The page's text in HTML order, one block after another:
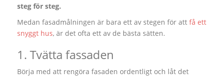
steg för steg.
Medan fasadmålningen är bara ett av stegen för att få ett
snyggt hus, är det ofta ett av de bästa sätten.
1. Tvätta fassaden
Börja med att rengöra fasaden ordentligt och låt det